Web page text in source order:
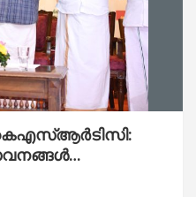
മന്ത്രി സി പി